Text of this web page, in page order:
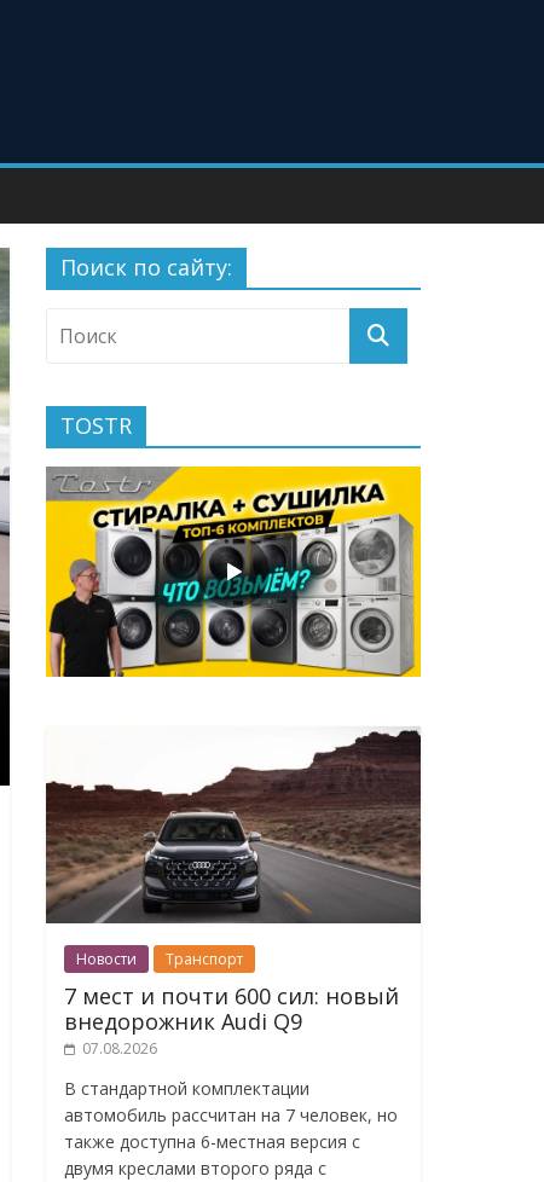
Поиск по сайту:
TOSTR
Новости Транспорт
7 мест и почти 600 сил: новый
внедорожник Audi Q9
07.08.2026
В стандартной комплектации
автомобиль рассчитан на 7 человек, но
также доступна 6-местная версия с
двумя креслами второго ряда с